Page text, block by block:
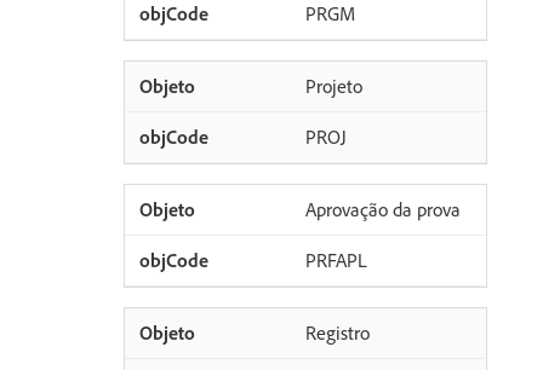
PRGM
Projeto
PROJ
Aprovação da prova
PRFAPL
Registro